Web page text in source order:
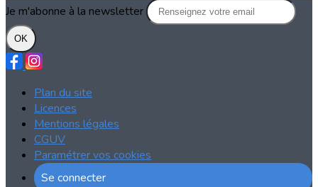
Je m'abonne à la newsletter
OK
Plan du site
Licences
Mentions légales
CGUV
Paramétrer vos cookies
Se connecter